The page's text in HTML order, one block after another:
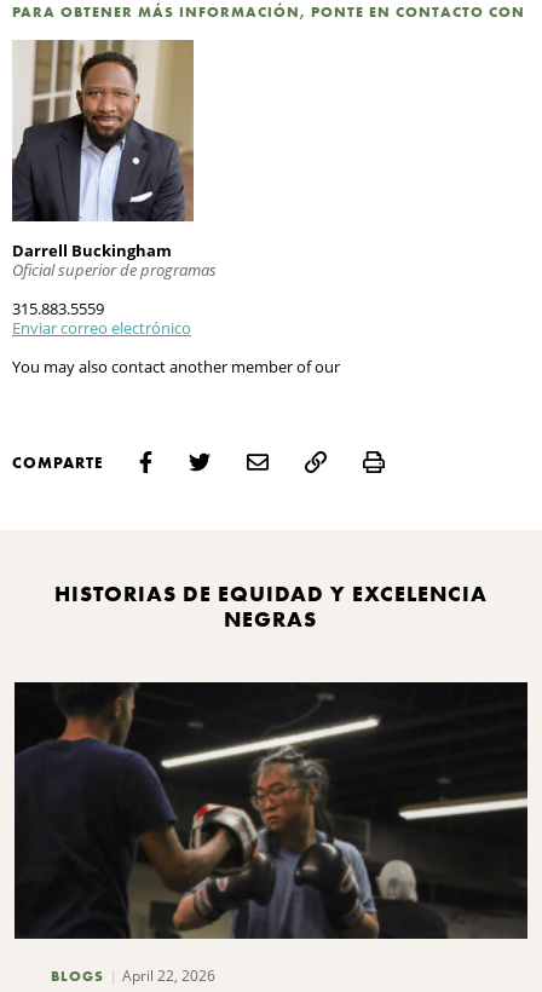
PARA OBTENER MÁS INFORMACIÓN, PONTE EN CONTACTO CON
Darrell Buckingham
Oficial superior de programas
315.883.5559
Enviar correo electrónico
You may also contact another member of our
COMPARTE Print
HISTORIAS DE EQUIDAD Y EXCELENCIA
NEGRAS
BLOGS April 22, 2026